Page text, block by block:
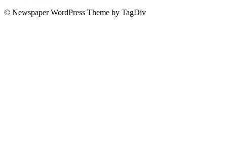
© Newspaper WordPress Theme by TagDiv